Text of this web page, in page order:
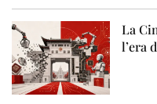
La
l’era